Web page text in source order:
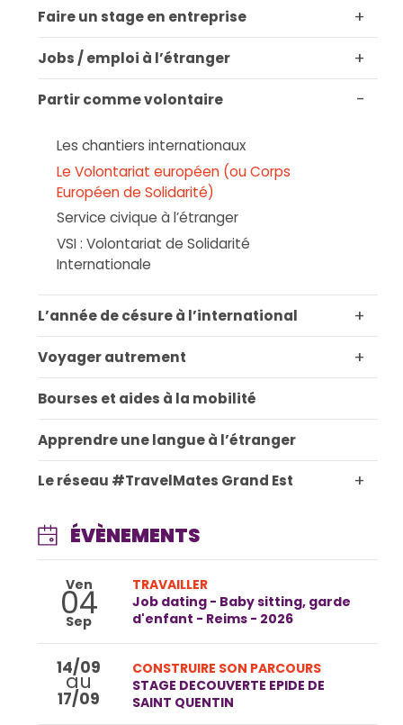
DRAJES Grand Est (Délégation régionale
Académique à la Jeunesse, à
l'Engagement et aux Sports)
0383173670
marie-agnes.pierrot@region-
academique-grand-est.fr
Site web
SAINT ANDRE LES VERGERS
FDMJC Aube
10120 SAINT ANDRE LES VERGERS
03 25 82 18 98
+
Faire un stage en entreprise
+
Jobs / emploi à l’étranger
-
Partir comme volontaire
Les chantiers internationaux
Le Volontariat européen (ou Corps
Européen de Solidarité)
Service civique à l’étranger
VSI : Volontariat de Solidarité
Internationale
+
L’année de césure à l’international
+
Voyager autrement
Bourses et aides à la mobilité
Apprendre une langue à l’étranger
+
Le réseau #TravelMates Grand Est
ÉVÈNEMENTS
Ven
04
Sep
TRAVAILLER
Job dating - Baby sitting, garde
d'enfant - Reims - 2026
14/09
au
17/09
CONSTRUIRE SON PARCOURS
STAGE DECOUVERTE EPIDE DE
SAINT QUENTIN